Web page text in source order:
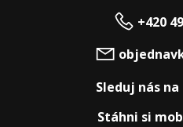
+420
Sleduj nás na
Stáhni si